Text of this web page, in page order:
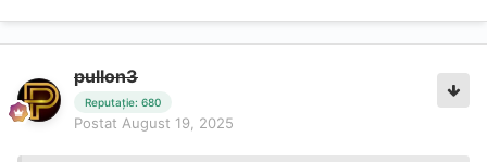
pullon3
Reputație: 680
Postat August 19, 2025